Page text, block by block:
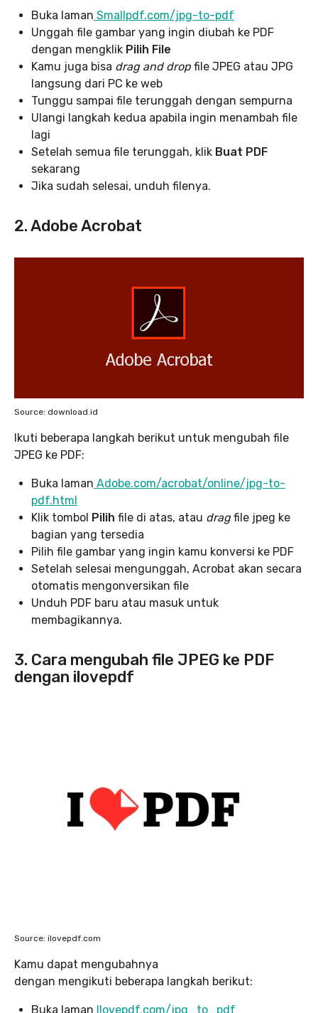
Buka laman Smallpdf.com/jpg-to-pdf
Unggah file gambar yang ingin diubah ke PDF
dengan mengklik Pilih File
Kamu juga bisa drag and drop file JPEG atau JPG
langsung dari PC ke web
Tunggu sampai file terunggah dengan sempurna
Ulangi langkah kedua apabila ingin menambah file
lagi
Setelah semua file terunggah, klik Buat PDF
sekarang
Jika sudah selesai, unduh filenya.
2. Adobe Acrobat
Source: download.id
Ikuti beberapa langkah berikut untuk mengubah file
JPEG ke PDF:
Buka laman Adobe.com/acrobat/online/jpg-to-
pdf.html
Klik tombol Pilih file di atas, atau dragfile jpeg ke
bagian yang tersedia
Pilih file gambar yang ingin kamu konversi ke PDF
Setelah selesai mengunggah, Acrobat akan secara
otomatis mengonversikan file
Unduh PDF baru atau masuk untuk
membagikannya.
3. Cara mengubah file JPEG ke PDF
dengan ilovepdf
Source: ilovepdf.com
Kamu dapat mengubahnya
dengan mengikuti beberapa langkah berikut:
Buka laman Ilovepdf.com/jpg_to_pdf